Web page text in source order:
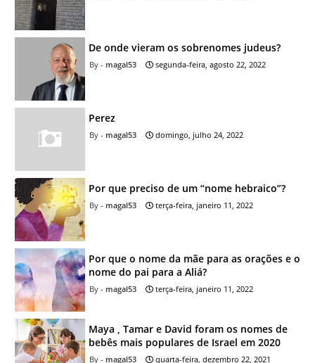
De onde vieram os sobrenomes judeus?
magal53 segunda-feira, agosto 22, 2022
Perez
magal53 domingo, julho 24, 2022
Por que preciso de um “nome hebraico”?
magal53 terça-feira, janeiro 11, 2022
Por que o nome da mãe para as orações e o
nome do pai para a Aliá?
magal53 terça-feira, janeiro 11, 2022
Maya , Tamar e David foram os nomes de
bebês mais populares de Israel em 2020
magal53 quarta-feira, dezembro 22, 2021